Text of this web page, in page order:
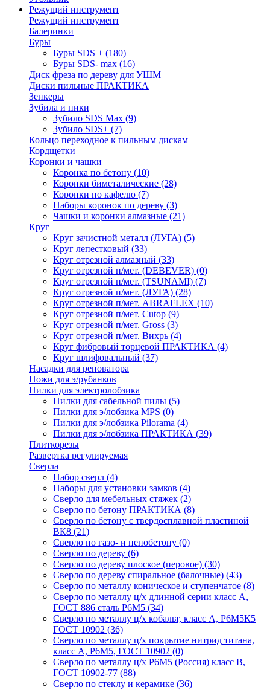
Режущий инструмент
Режущий инструмент
Балеринки
Буры
Буры SDS + (180)
Буры SDS- max (16)
Диск фреза по дереву для УШМ
Диски пильные ПРАКТИКА
Зенкеры
Зубила и пики
Зубило SDS Max (9)
Зубило SDS+ (7)
Кольцо переходное к пильным дискам
Кордщетки
Коронки и чашки
Коронка по бетону (10)
Коронки биметалические (28)
Коронки по кафелю (7)
Наборы коронок по дереву (3)
Чашки и коронки алмазные (21)
Круг
Круг зачистной металл (ЛУГА) (5)
Круг лепестковый (33)
Круг отрезной алмазный (33)
Круг отрезной п/мет. (DEBEVER) (0)
Круг отрезной п/мет. (TSUNAMI) (7)
Круг отрезной п/мет. (ЛУГА) (28)
Круг отрезной п/мет. ABRAFLEX (10)
Круг отрезной п/мет. Cutop (9)
Круг отрезной п/мет. Gross (3)
Круг отрезной п/мет. Вихрь (4)
Круг фибровый торцевой ПРАКТИКА (4)
Круг шлифовальный (37)
Насадки для реноватора
Ножи для э/рубанков
Пилки для электролобзика
Пилки для сабельной пилы (5)
Пилки для э/лобзика MPS (0)
Пилки для э/лобзика Pilorama (4)
Пилки для э/лобзика ПРАКТИКА (39)
Плиткорезы
Развертка регулируемая
Сверла
Набор сверл (4)
Наборы для установки замков (4)
Сверло для мебельных стяжек (2)
Сверло по бетону ПРАКТИКА (8)
Сверло по бетону с твердосплавной пластиной
ВК8 (21)
Сверло по газо- и пенобетону (0)
Сверло по дереву (6)
Сверло по дереву плоское (перовое) (30)
Сверло по дереву спиральное (балочные) (43)
Сверло по металлу коническое и ступенчатое (8)
Сверло по металлу ц/х длинной серии класс А,
ГОСТ 886 сталь Р6М5 (34)
Сверло по металлу ц/х кобальт, класс А, Р6М5К5
ГОСТ 10902 (36)
Сверло по металлу ц/х покрытие нитрид титана,
класс А, Р6М5, ГОСТ 10902 (0)
Сверло по металлу ц/х Р6М5 (Россия) класс В,
ГОСТ 10902-77 (88)
Сверло по стеклу и керамике (36)